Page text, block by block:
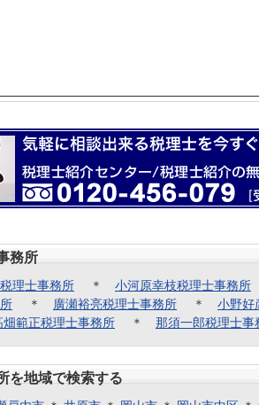
務所
理士事務所 ＊ 小河原幸枝税理士事務所
＊ 廣瀬裕亮税理士事務所 ＊ 小野好
畑範正税理士事務所 ＊ 那須一郎税理士事
を地域で検索する